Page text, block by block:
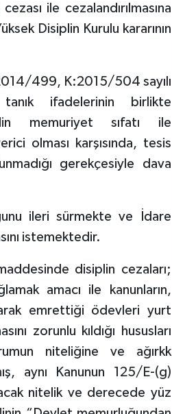
ile cezalandırılmasına
Disiplin Kurulu kararının
499, K:2015/504 sayılı
tanık ifadelerinin birlikte
memuriyet sıfatı ile
olması karşısında, tesis
gerekçesiyle dava
ileri sürmekte ve İdare
istemektedir.
disiplin cezaları;
amacı ile kanunların,
emrettiği ödevleri yurt
zorunlu kıldığı hususları
niteliğine ve ağırkk
aynı Kanunun 125/E-(g)
nitelik ve derecede yüz